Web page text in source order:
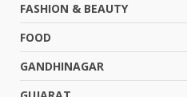
FASHION & BEAUTY
FOOD
GANDHINAGAR